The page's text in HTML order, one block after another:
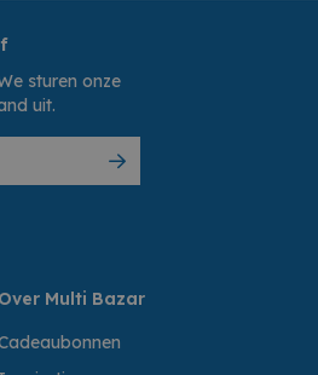
sturen onze
uit.
Over Multi Bazar